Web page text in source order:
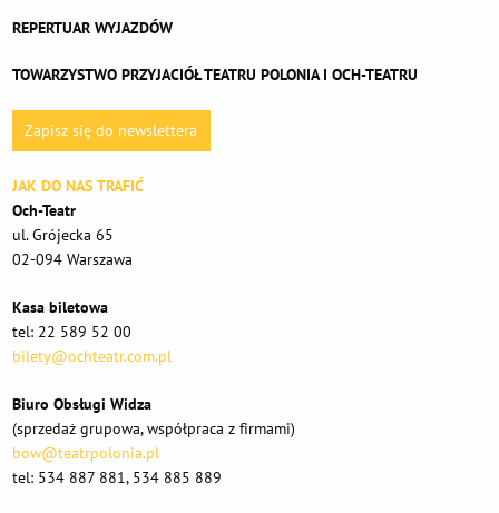
REPERTUAR WYJAZDÓW
TOWARZYSTWO PRZYJACIÓŁ TEATRU POLONIA I OCH-TEATRU
Zapisz się do newslettera
JAK DO NAS TRAFIĆ
Och-Teatr
ul. Grójecka 65
02-094 Warszawa
Kasa biletowa
tel: 22 589 52 00
bilety@ochteatr.com.pl
Biuro Obsługi Widza
(sprzedaż grupowa, współpraca z firmami)
bow@teatrpolonia.pl
tel: 534 887 881, 534 885 889